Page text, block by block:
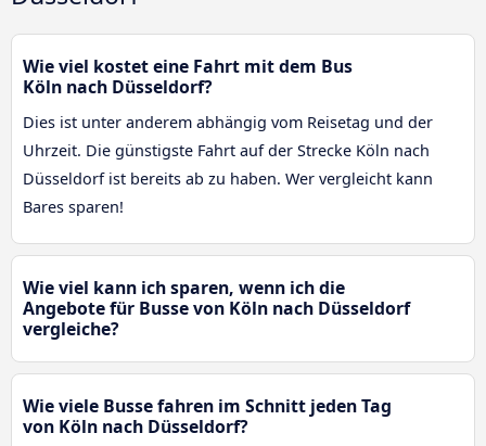
Wie viel kostet eine Fahrt mit dem Bus
Köln nach Düsseldorf?
Dies ist unter anderem abhängig vom Reisetag und der
Uhrzeit. Die günstigste Fahrt auf der Strecke Köln nach
Düsseldorf ist bereits ab zu haben. Wer vergleicht kann
Bares sparen!
Wie viel kann ich sparen, wenn ich die
Angebote für Busse von Köln nach Düsseldorf
vergleiche?
Wie viele Busse fahren im Schnitt jeden Tag
von Köln nach Düsseldorf?